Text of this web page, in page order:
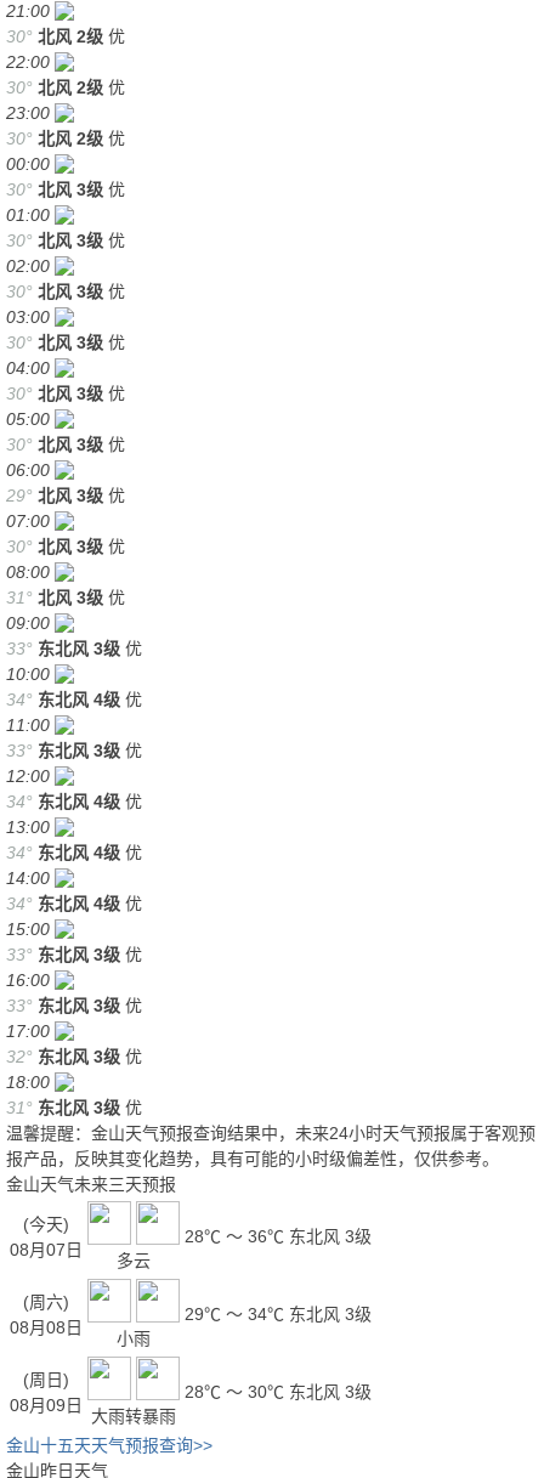
21:00
30° 北风 2级 优
22:00
30° 北风 2级 优
23:00
30° 北风 2级 优
00:00
30° 北风 3级 优
01:00
30° 北风 3级 优
02:00
30° 北风 3级 优
03:00
30° 北风 3级 优
04:00
30° 北风 3级 优
05:00
30° 北风 3级 优
06:00
29° 北风 3级 优
07:00
30° 北风 3级 优
08:00
31° 北风 3级 优
09:00
33° 东北风 3级 优
10:00
34° 东北风 4级 优
11:00
33° 东北风 3级 优
12:00
34° 东北风 4级 优
13:00
34° 东北风 4级 优
14:00
34° 东北风 4级 优
15:00
33° 东北风 3级 优
16:00
33° 东北风 3级 优
17:00
32° 东北风 3级 优
18:00
31° 东北风 3级 优
温馨提醒：金山天气预报查询结果中，未来24小时天气预报属于客观预
报产品，反映其变化趋势，具有可能的小时级偏差性，仅供参考。
金山天气未来三天预报
(今天)
08月07日
多云
28℃ ～ 36℃ 东北风 3级
(周六)
08月08日
小雨
29℃ ～ 34℃ 东北风 3级
(周日)
08月09日
大雨转暴雨
28℃ ～ 30℃ 东北风 3级
金山十五天天气预报查询>>
金山昨日天气